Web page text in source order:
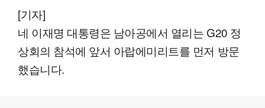
[기자]
네 이재명 대통령은 남아공에서 열리는 G20 정
상회의 참석에 앞서 아랍에미리트를 먼저 방문
했습니다.